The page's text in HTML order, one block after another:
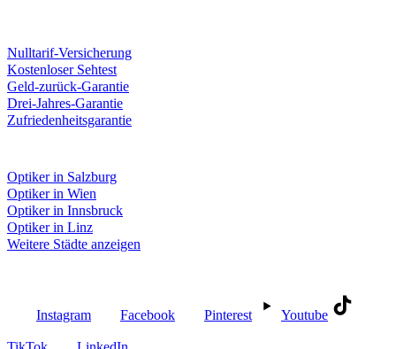
Nulltarif-Versicherung
Kostenloser Sehtest
Geld-zurück-Garantie
Drei-Jahres-Garantie
Zufriedenheitsgarantie
Optiker in Salzburg
Optiker in Wien
Optiker in Innsbruck
Optiker in Linz
Weitere Städte anzeigen
Instagram Facebook Pinterest Youtube